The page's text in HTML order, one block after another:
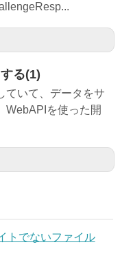
る(1)
ていて、データをサ
WebAPIを使った開
トでないファイル